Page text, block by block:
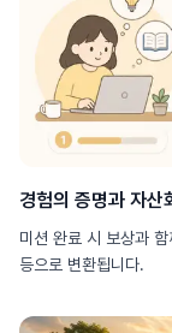
경험의 증명과 자산
미션 완료 시 보상과
등으로 변환됩니다.